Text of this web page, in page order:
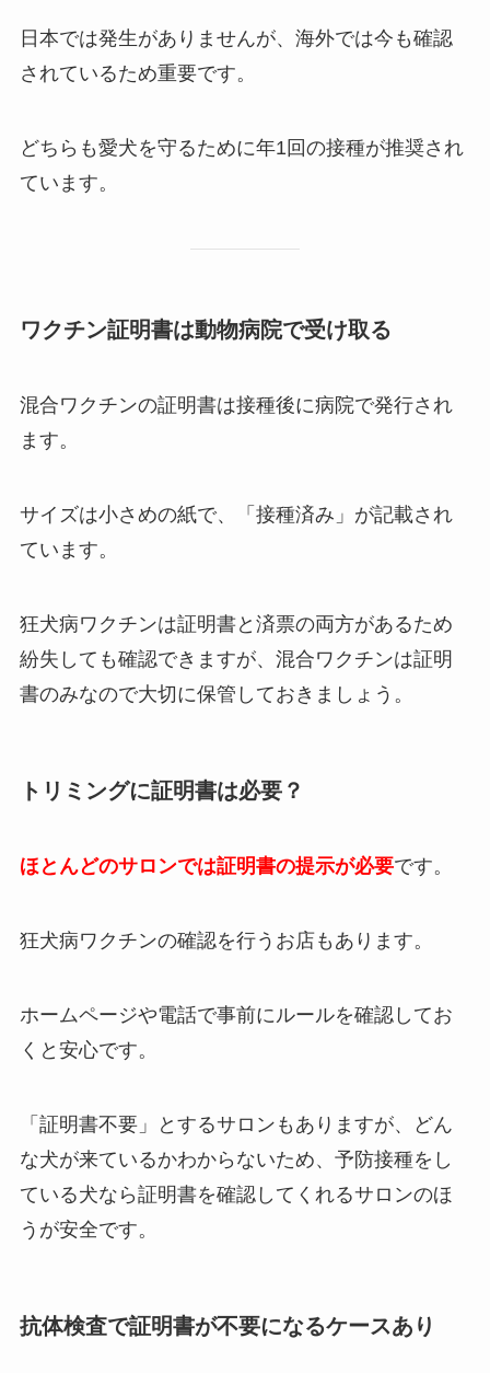
日本では発生がありませんが、海外では今も確認
されているため重要です。
どちらも愛犬を守るために年1回の接種が推奨され
ています。
ワクチン証明書は動物病院で受け取る
混合ワクチンの証明書は接種後に病院で発行され
ます。
サイズは小さめの紙で、「接種済み」が記載され
ています。
狂犬病ワクチンは証明書と済票の両方があるため
紛失しても確認できますが、混合ワクチンは証明
書のみなので大切に保管しておきましょう。
トリミングに証明書は必要？
ほとんどのサロンでは証明書の提示が必要です。
狂犬病ワクチンの確認を行うお店もあります。
ホームページや電話で事前にルールを確認してお
くと安心です。
「証明書不要」とするサロンもありますが、どん
な犬が来ているかわからないため、予防接種をし
ている犬なら証明書を確認してくれるサロンのほ
うが安全です。
抗体検査で証明書が不要になるケースあり